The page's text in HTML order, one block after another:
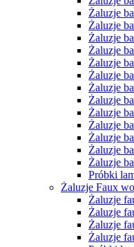
Żaluzje
Żaluzje
Żaluzje
Żaluzje
Żaluzje
Żaluzje
Żaluzje
Żaluzje
Żaluzje
Żaluzje
Żaluzje
Żaluzje
Żaluzje
Próbki
Żaluzje Faux
Żaluzje
Żaluzje
Żaluzje
Żaluzje